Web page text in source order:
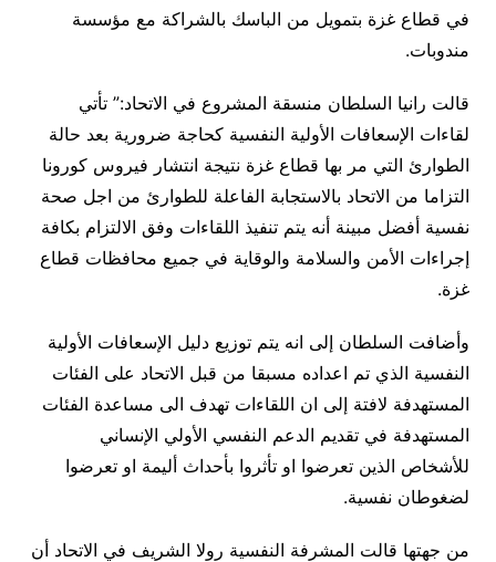
في قطاع غزة بتمويل من الباسك بالشراكة مع مؤسسة
مندوبات.
قالت رانيا السلطان منسقة المشروع في الاتحاد:” تأتي
لقاءات الإسعافات الأولية النفسية كحاجة ضرورية بعد حالة
الطوارئ التي مر بها قطاع غزة نتيجة انتشار فيروس كورونا
التزاما من الاتحاد بالاستجابة الفاعلة للطوارئ من اجل صحة
نفسية أفضل مبينة أنه يتم تنفيذ اللقاءات وفق الالتزام بكافة
إجراءات الأمن والسلامة والوقاية في جميع محافظات قطاع
غزة.
وأضافت السلطان إلى انه يتم توزيع دليل الإسعافات الأولية
النفسية الذي تم اعداده مسبقا من قبل الاتحاد على الفئات
المستهدفة لافتة إلى ان اللقاءات تهدف الى مساعدة الفئات
المستهدفة في تقديم الدعم النفسي الأولي الإنساني
للأشخاص الذين تعرضوا او تأثروا بأحداث أليمة او تعرضوا
لضغوطان نفسية.
من جهتها قالت المشرفة النفسية رولا الشريف في الاتحاد أن